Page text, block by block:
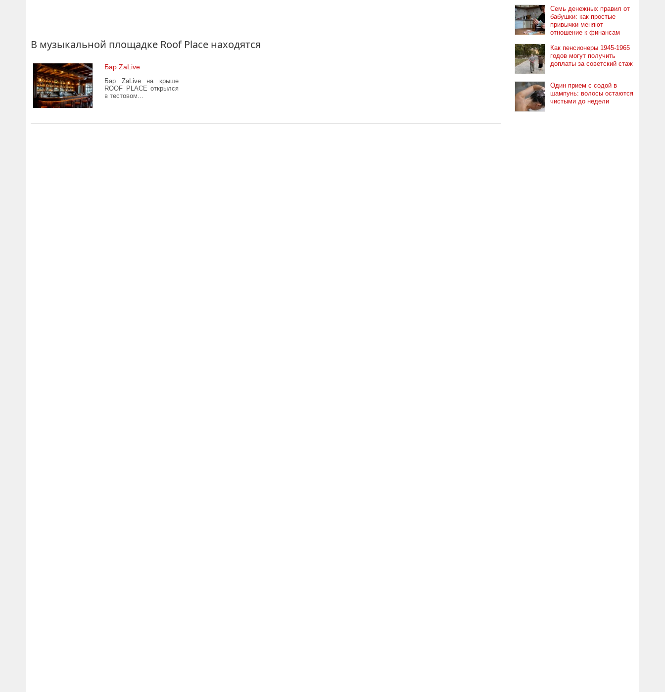
В музыкальной площадке Roof Place находятся
Бар ZaLive
Бар ZaLive на крыше
ROOF PLACE открылся
в тестовом...
Семь денежных правил от
бабушки: как простые
привычки меняют
отношение к финансам
Как пенсионеры 1945-1965
годов могут получить
доплаты за советский стаж
Один прием с содой в
шампунь: волосы остаются
чистыми до недели